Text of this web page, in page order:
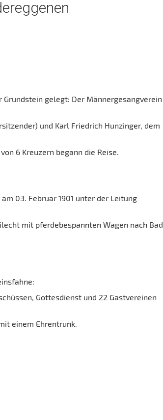
gelegt: Der Männergesangverein
und Karl Friedrich Hunzinger, dem
6 Kreuzern begann die Reise.
03. Februar 1901 unter der Leitung
mit pferdebespannten Wagen nach Bad
Gottesdienst und 22 Gastvereinen
einem Ehrentrunk.